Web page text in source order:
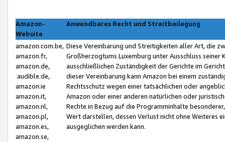
Amazon-
Website
Anwendbares Recht und Streitbeilegung
amazon.com.be,
amazon.fr,
amazon.de,
audible.de,
amazon.ie
amazon.it,
amazon.nl,
amazon.pl,
amazon.es,
amazon.se,
Diese Vereinbarung und Streitigkeiten aller Art, die
Großherzogtums Luxemburg unter Ausschluss
ausschließlichen Zuständigkeit der Gerichte im
dieser Vereinbarung kann Amazon bei einem
Rechtsschutz wegen einer tatsächlichen oder
Amazon oder einer anderen natürlichen oder
Rechte in Bezug auf die Programminhalte
Wert darstellen, dessen Verlust nicht ohne Weiteres
ausgeglichen werden kann.